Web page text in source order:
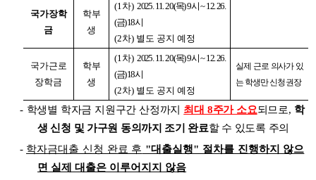
국가장학
금
학부
생
(1차)2025. 11. 20.(목) 9시 ~ 12. 26.
(금) 18시
(2차) 별도 공지 예정
국가근로
장학금
학부
생
(1차)2025. 11. 20.(목) 9시 ~ 12. 26.
(금) 18시
(2차) 별도 공지 예정
실제 근로 의사가 있
는 학생만 신청 권장
- 학생별 학자금 지원구간 산정까지 최대 8주가 소요되므로, 학
생 신청 및 가구원 동의까지 조기 완료할 수 있도록 주의
- 학자금대출 신청 완료 후 "대출실행" 절차를 진행하지 않으
면 실제 대출은 이루어지지 않음